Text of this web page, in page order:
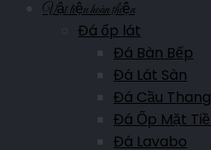
Showroom Sơn La
Đường Trường Chinh, Phường
0961.007.365
Vật liệu hoàn thiện
Đá ốp lát
Đá Bàn Bếp
Đá Lát Sàn
Đá Cầu
Đá Ốp Mặt
Đá Lavabo